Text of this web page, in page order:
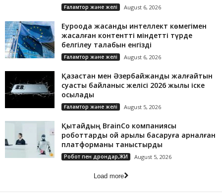
Ғаламтор және желі August 6, 2026
Еуроодақ жасанды интеллект көмегімен
жасалған контентті міндетті түрде
белгілеу талабын енгізді
Ғаламтор және желі August 6, 2026
Қазақстан мен Әзербайжанды жалғайтын
суасты байланыс желісі 2026 жылы іске
қосылады
Ғаламтор және желі August 5, 2026
Қытайдың BrainCo компаниясы
роботтарды ой арқылы басқаруға арналған
платформаны таныстырды
Робот пен дрондар,ЖИ August 5, 2026
Load more